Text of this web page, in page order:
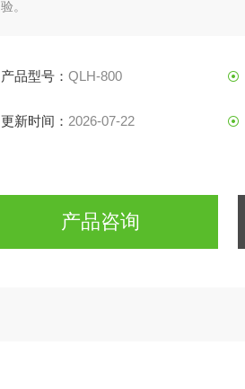
验。
产品型号： QLH-800
更新时间： 2026-07-22
产品咨询